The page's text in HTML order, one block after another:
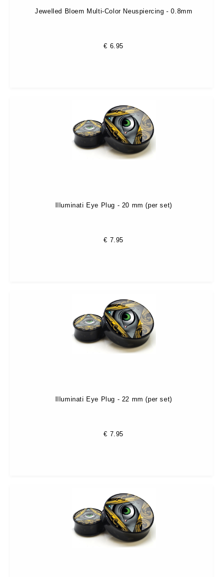
Jewelled Bloem Multi-Color Neuspiercing - 0.8mm
€ 6.95
Illuminati Eye Plug - 20 mm (per set)
€ 7.95
Illuminati Eye Plug - 22 mm (per set)
€ 7.95